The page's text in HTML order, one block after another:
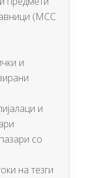
(МСС
и
и
со
на тезги